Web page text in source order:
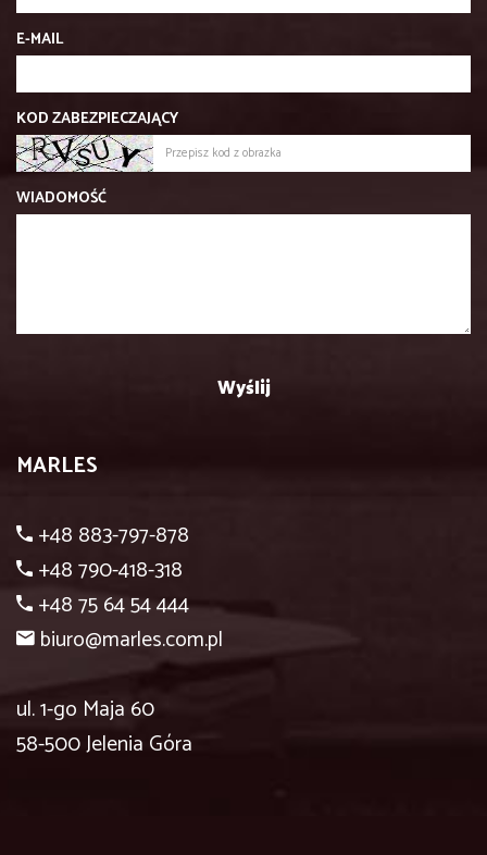
E-MAIL
KOD ZABEZPIECZAJĄCY
WIADOMOŚĆ
MARLES
+48 883-797-878
+48 790-418-318
+48 75 64 54 444
biuro@marles.com.pl
ul. 1-go Maja 60
58-500 Jelenia Góra